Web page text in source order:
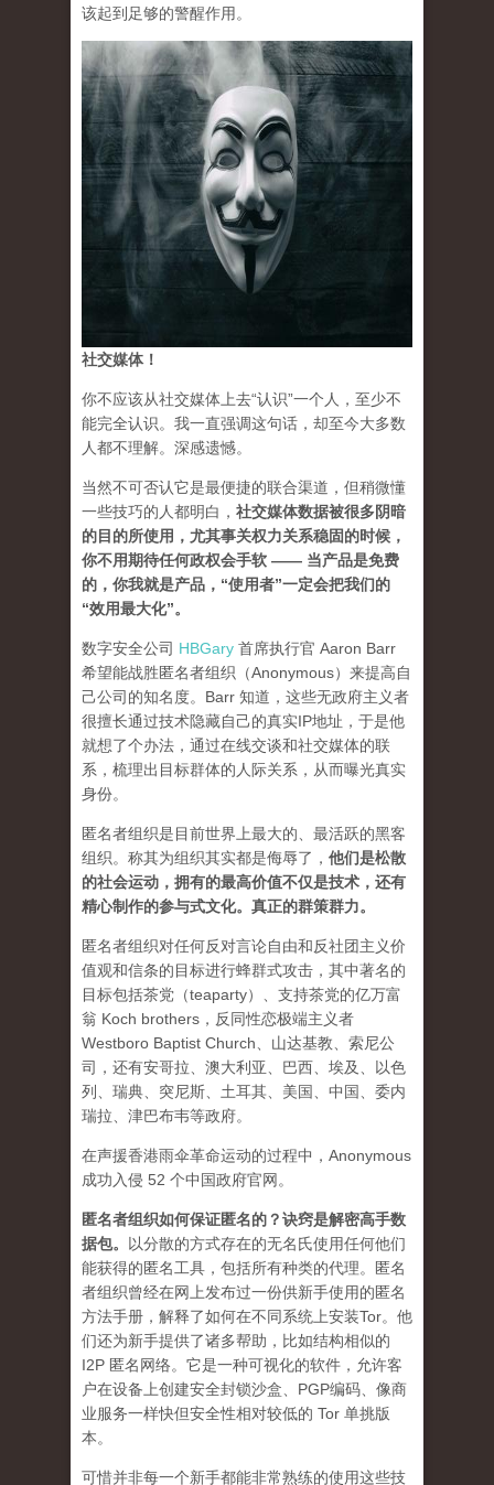
该起到足够的警醒作用。
社交媒体！
你不应该从社交媒体上去“认识”一个人，至少不
能完全认识。我一直强调这句话，却至今大多数
人都不理解。深感遗憾。
当然不可否认它是最便捷的联合渠道，但稍微懂
一些技巧的人都明白， 社交媒体数据被很多阴暗
的目的所使用，尤其事关权力关系稳固的时候，
你不用期待任何政权会手软 —— 当产品是免费
的，你我就是产品，“使用者”一定会把我们的
“效用最大化”。
数字安全公司 HBGary 首席执行官 Aaron Barr
希望能战胜匿名者组织（Anonymous）来提高自
己公司的知名度。Barr 知道，这些无政府主义者
很擅长通过技术隐藏自己的真实IP地址，于是他
就想了个办法，通过在线交谈和社交媒体的联
系，梳理出目标群体的人际关系，从而曝光真实
身份。
匿名者组织是目前世界上最大的、最活跃的黑客
组织。称其为组织其实都是侮辱了， 他们是松散
的社会运动，拥有的最高价值不仅是技术，还有
精心制作的参与式文化。真正的群策群力。
匿名者组织对任何反对言论自由和反社团主义价
值观和信条的目标进行蜂群式攻击，其中著名的
目标包括茶党（teaparty）、支持茶党的亿万富
翁 Koch brothers，反同性恋极端主义者
Westboro Baptist Church、山达基教、索尼公
司，还有安哥拉、澳大利亚、巴西、埃及、以色
列、瑞典、突尼斯、土耳其、美国、中国、委内
瑞拉、津巴布韦等政府。
在声援香港雨伞革命运动的过程中，Anonymous
成功入侵 52 个中国政府官网。
匿名者组织如何保证匿名的？诀窍是解密高手数
据包。
以分散的方式存在的无名氏使用任何他们
能获得的匿名工具，包括所有种类的代理。匿名
者组织曾经在网上发布过一份供新手使用的匿名
方法手册，解释了如何在不同系统上安装Tor。他
们还为新手提供了诸多帮助，比如结构相似的
I2P 匿名网络。它是一种可视化的软件，允许客
户在设备上创建安全封锁沙盒、PGP编码、像商
业服务一样快但安全性相对较低的 Tor 单挑版
本。
可惜并非每一个新手都能非常熟练的使用这些技